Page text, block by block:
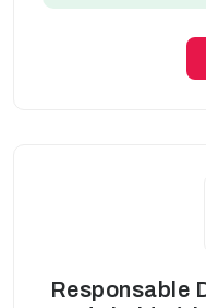
Responsable